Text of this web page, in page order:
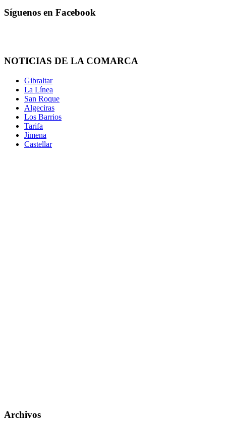
Síguenos en Facebook
NOTICIAS DE LA COMARCA
Gibraltar
La Línea
San Roque
Algeciras
Los Barrios
Tarifa
Jimena
Castellar
Archivos